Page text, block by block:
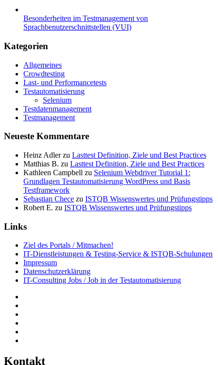
Besonderheiten im Testmanagement von
Sprachbenutzerschnittstellen (VUI)
Kategorien
Allgemeines
Crowdtesting
Last- und Performancetests
Testautomatisierung
Selenium
Testdatenmanagement
Testmanagement
Neueste Kommentare
Heinz Adlerzu Lasttest Definition, Ziele und Best Practices
Matthias B. zu Lasttest Definition, Ziele und Best Practices
Kathleen Campbell zu Selenium Webdriver Tutorial 1:
Grundlagen Testautomatisierung WordPress und Basis
Testframework
Sebastian Chece zu ISTQB Wissenswertes und Prüfungstipps
Robert E. zu ISTQB Wissenswertes und Prüfungstipps
Links
Ziel des Portals / Mitmachen!
IT-Dienstleistungen & Testing-Service & ISTQB-Schulungen
Impressum
Datenschutzerklärung
IT-Consulting Jobs / Job in der Testautomatisierung
Kontakt